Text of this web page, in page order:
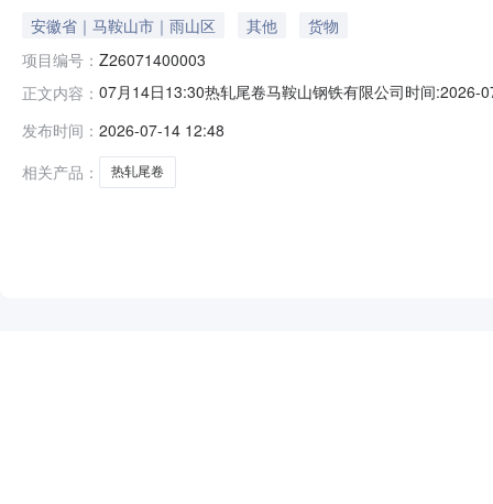
安徽省｜马鞍山市｜雨山区 其他
货物
项目编号： Z26071400003
正文内容： 07月14日13:30热轧尾卷马鞍山钢铁有限公司时间
保证金：￥500.00元交易保证金：￥500.00元竞价保
发布时间： 2026-07-14 12:48
相关产品：
热轧尾卷